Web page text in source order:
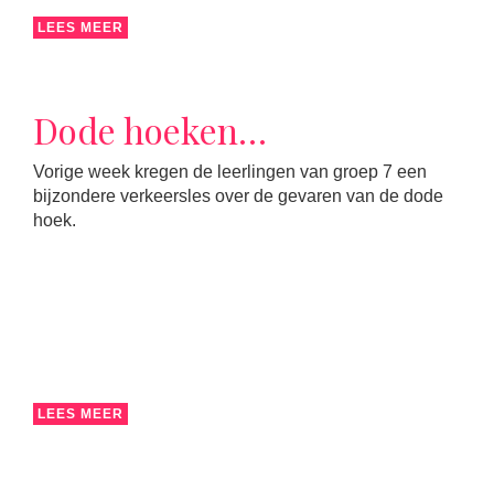
LEES MEER
Dode hoeken…
Vorige week kregen de leerlingen van groep 7 een
bijzondere verkeersles over de gevaren van de dode
hoek.
LEES MEER